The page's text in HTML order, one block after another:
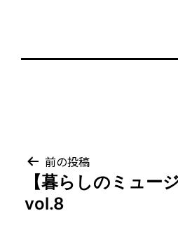
投
稿
前の投稿
【暮らしのミュー
vol.8